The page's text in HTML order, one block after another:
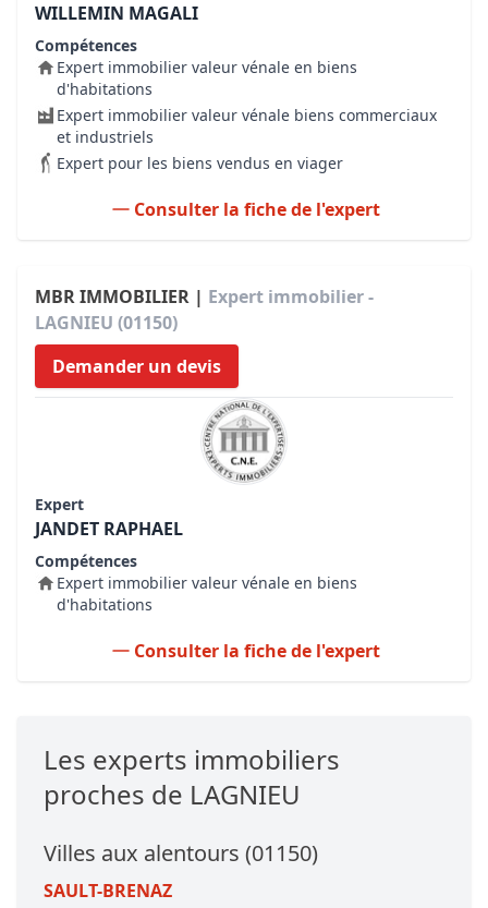
WILLEMIN MAGALI
Compétences
Expert immobilier valeur vénale en biens
d'habitations
Expert immobilier valeur vénale biens commerciaux
et industriels
Expert pour les biens vendus en viager
Consulter la fiche de l'expert
MBR IMMOBILIER | Expert immobilier -
LAGNIEU (01150)
Demander un devis
Expert
JANDET RAPHAEL
Compétences
Expert immobilier valeur vénale en biens
d'habitations
Consulter la fiche de l'expert
Les experts immobiliers
proches de LAGNIEU
Villes aux alentours (01150)
SAULT-BRENAZ